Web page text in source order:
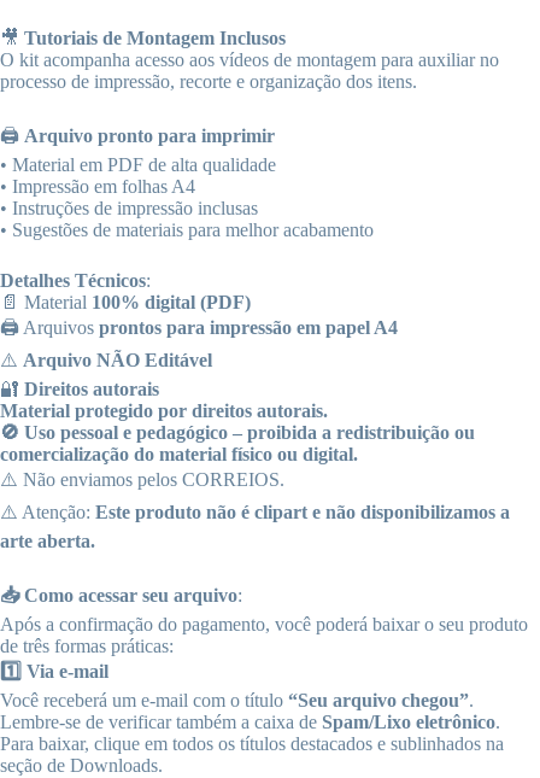
🎥 Tutoriais de Montagem Inclusos
O kit acompanha acesso aos vídeos de montagem para auxiliar no
processo de impressão, recorte e organização dos itens.
🖨️ Arquivo pronto para imprimir
• Material em PDF de alta qualidade
• Impressão em folhas A4
• Instruções de impressão inclusas
• Sugestões de materiais para melhor acabamento
Detalhes Técnicos:
📄 Material 100% digital (PDF)
🖨️ Arquivos prontos para impressão em papel A4
⚠️ Arquivo NÃO Editável
🔐 Direitos autorais
Material protegido por direitos autorais.
🚫 Uso pessoal e pedagógico – proibida a redistribuição ou
comercialização do material físico ou digital.
⚠️ Não enviamos pelos CORREIOS.
⚠️ Atenção: Este produto não é clipart e não disponibilizamos a
arte aberta.
📥 Como acessar seu arquivo:
Após a confirmação do pagamento, você poderá baixar o seu produto
de três formas práticas:
1️⃣ Via e-mail
Você receberá um e-mail com o título “Seu arquivo chegou”.
Lembre-se de verificar também a caixa de Spam/Lixo eletrônico.
Para baixar, clique em todos os títulos destacados e sublinhados na
seção de Downloads.